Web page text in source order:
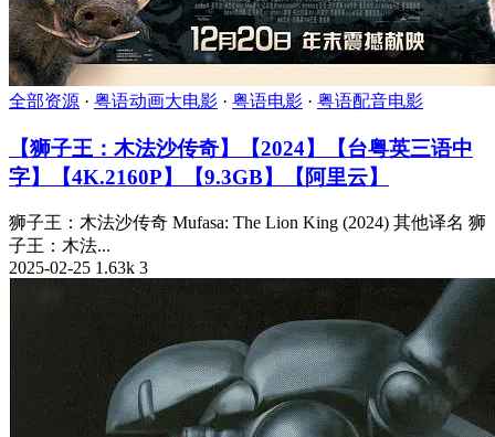
全部资源 · 粤语动画大电影 · 粤语电影 · 粤语配音电影
【狮子王：木法沙传奇】【2024】【台粤英三语中
字】【4K.2160P】【9.3GB】【阿里云】
狮子王：木法沙传奇 Mufasa: The Lion King (2024) 其他译名 狮
子王：木法...
2025-02-25 1.63k 3